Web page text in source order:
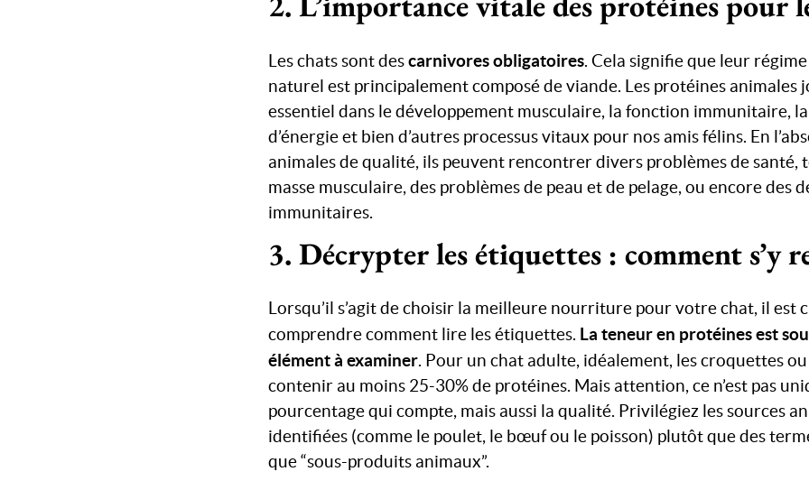
Les chats sont descarnivores obligatoires. Cela signifie que leur
naturel est principalement composé de viande. Les protéines animales
essentiel dans le développement musculaire, la fonction immunitaire,
d’énergie et bien d’autres processus vitaux pour nos amis félins. En
animales de qualité, ils peuvent rencontrer divers problèmes de santé,
masse musculaire, des problèmes de peau et de pelage, ou encore des
immunitaires.
3. Décrypter les étiquettes : comment s’y
Lorsqu’il s’agit de choisir la meilleure nourriture pour votre chat, il est
comprendre comment lire les étiquettes. La teneur en protéines est
élément à examiner. Pour un chat adulte, idéalement, les croquettes
contenir au moins 25-30% de protéines. Mais attention, ce n’est pas
pourcentage qui compte, mais aussi la qualité. Privilégiez les sources
identifiées (comme le poulet, le bœuf ou le poisson) plutôt que des
que “sous-produits animaux”.